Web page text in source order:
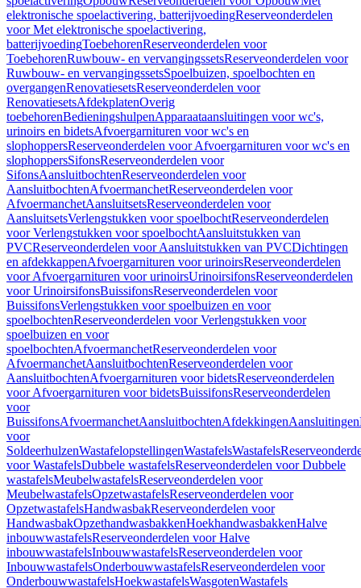
elektronische spoelactivering, batterijvoedingReserveonderdelen
voor Met elektronische spoelactivering,
batterijvoedingToebehorenReserveonderdelen voor
ToebehorenRuwbouw- en vervangingssetsReserveonderdelen voor
Ruwbouw- en vervangingssetsSpoelbuizen, spoelbochten en
overgangenRenovatiesetsReserveonderdelen voor
RenovatiesetsAfdekplatenOverig
toebehorenBedieningshulpenApparaataansluitingen voor wc's,
urinoirs en bidetsAfvoergarnituren voor wc's en
slophoppersReserveonderdelen voor Afvoergarnituren voor wc's en
slophoppersSifonsReserveonderdelen voor
SifonsAansluitbochtenReserveonderdelen voor
AansluitbochtenAfvoermanchetReserveonderdelen voor
AfvoermanchetAansluitsetsReserveonderdelen voor
AansluitsetsVerlengstukken voor spoelbochtReserveonderdelen
voor Verlengstukken voor spoelbochtAansluitstukken van
PVCReserveonderdelen voor Aansluitstukken van PVCDichtingen
en afdekkappenAfvoergarnituren voor urinoirsReserveonderdelen
voor Afvoergarnituren voor urinoirsUrinoirsifonsReserveonderdelen
voor UrinoirsifonsBuissifonsReserveonderdelen voor
BuissifonsVerlengstukken voor spoelbuizen en voor
spoelbochtenReserveonderdelen voor Verlengstukken voor
spoelbuizen en voor
spoelbochtenAfvoermanchetReserveonderdelen voor
AfvoermanchetAansluitbochtenReserveonderdelen voor
AansluitbochtenAfvoergarnituren voor bidetsReserveonderdelen
voor Afvoergarnituren voor bidetsBuissifonsReserveonderdelen
voor
BuissifonsAfvoermanchetAansluitbochtenAfdekkingenAansluitingen
voor
SoldeerhulzenWastafelopstellingenWastafelsWastafels
voor WastafelsDubbele wastafelsReserveonderdelen voor Dubbele
wastafelsMeubelwastafelsReserveonderdelen voor
MeubelwastafelsOpzetwastafelsReserveonderdelen voor
OpzetwastafelsHandwasbakReserveonderdelen voor
HandwasbakOpzethandwasbakkenHoekhandwasbakkenHalve
inbouwwastafelsReserveonderdelen voor Halve
inbouwwastafelsInbouwwastafelsReserveonderdelen voor
InbouwwastafelsOnderbouwwastafelsReserveonderdelen voor
OnderbouwwastafelsHoekwastafelsWasgotenWastafels